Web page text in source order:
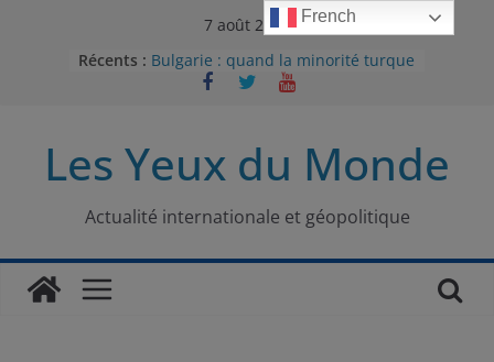
7 août 2026
Récents : Bulgarie : quand la minorité turque
était contrainte à l’effacement
mémoriel et lutte pour
l’indépendance
guerre entre le Pakistan et
Majorités numériques et réseaux
Les Yeux du Monde
Actualité internationale et géopolitique
French